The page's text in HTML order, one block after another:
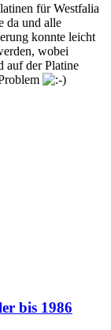
für Westfalia
da und alle
konnte leicht
wobei
auf der Platine
bis 1986